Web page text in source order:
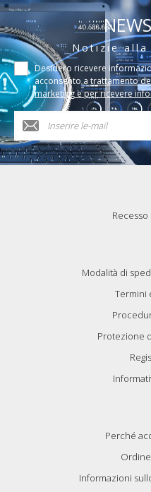
Notizie
Desidero ricevere
acconsento a trattamento
marketing e per ricevere
Modalità di
Termini
Protezione
Perché
Informazioni